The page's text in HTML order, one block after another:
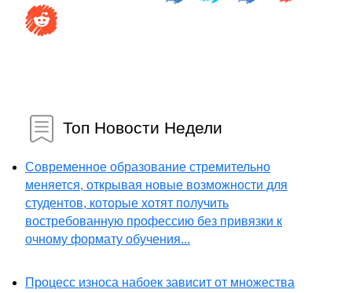
Топ Новости Недели
Современное образование стремительно
меняется, открывая новые возможности для
студентов, которые хотят получить
востребованную профессию без привязки к
очному формату обучения...
Процесс износа набоек зависит от множества